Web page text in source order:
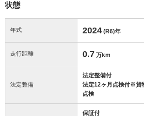
状態
年式 2024 (R6)年
走行距離 0.7 万km
法定整備
法定整備付
法定12ヶ月点検付※貨
点検
保証付